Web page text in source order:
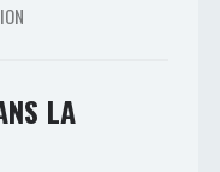
LA